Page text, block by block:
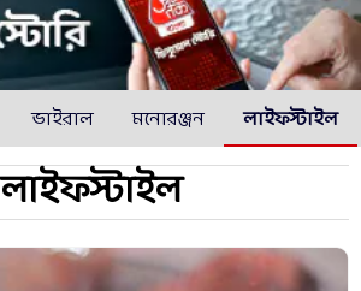
ভাইরাল মনোরঞ্জন লাইফস্টাইল
লাইফস্টাইল